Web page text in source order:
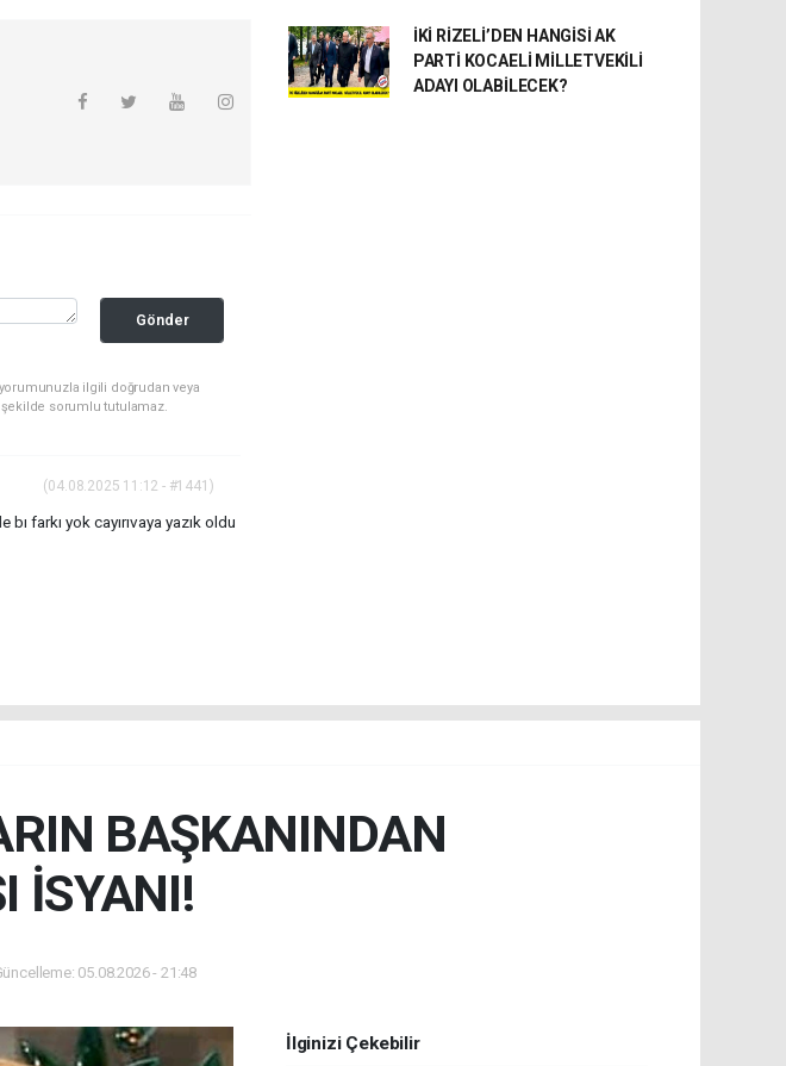
Gönder
ilgili doğrudan veya
şekilde sorumlu tutulamaz.
(04.08.2025 11:12 - #1441)
farkı yok cayırıvaya yazık oldu
İKİ RİZELİ’DEN HANGİSİ AK
PARTİ KOCAELİ MİLLETVEKİLİ
ADAYI OLABİLECEK?
BAŞKANINDAN
İSYANI!
05.08.2026 - 21:48
İlginizi Çekebilir